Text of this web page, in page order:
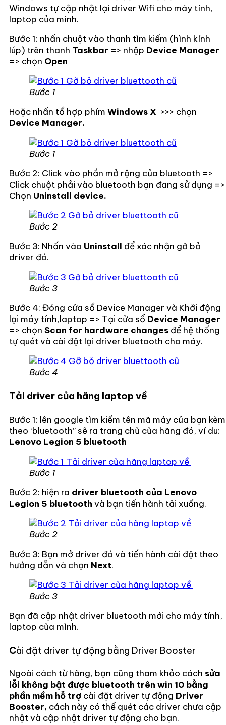
Windows tự cập nhật lại driver Wifi cho máy tính,
laptop của mình.
Bước 1: nhấn chuột vào thanh tìm kiếm (hình kính
lúp) trên thanh Taskbar => nhập Device Manager
=> chọn Open
Bước 1
Hoặc nhấn tổ hợp phím Windows X >>> chọn
Device Manager.
Bước 1
Bước 2: Click vào phần mở rộng của bluetooth =>
Click chuột phải vào bluetooth bạn đang sử dụng =>
Chọn Uninstall device.
Bước 2
Bước 3: Nhấn vào Uninstall để xác nhận gỡ bỏ
driver đó.
Bước 3
Bước 4: Đóng cửa sổ Device Manager và Khởi động
lại máy tính,laptop => Tại cửa sổ Device Manager
=> chọn Scan for hardware changes để hệ thống
tự quét và cài đặt lại driver bluetooth cho máy.
Bước 4
Tải driver của hãng laptop về
Bước 1: lên google tìm kiếm tên mã máy của bạn kèm
theo ‘bluetooth’’ sẽ ra trang chủ của hãng đó, ví du:
Lenovo Legion 5 bluetooth
Bước 1
Bước 2: hiện ra driver bluetooth của Lenovo
Legion 5 bluetooth và bạn tiến hành tải xuống.
Bước 2
Bước 3: Bạn mở driver đó và tiến hành cài đặt theo
hướng dẫn và chọn Next.
Bước 3
Bạn đã cập nhật driver bluetooth mới cho máy tính,
laptop của mình.
Cài đặt driver tự động bằng Driver Booster
Ngoài cách từ hãng, bạn cũng tham khảo cách sửa
lỗi không bật được bluetooth trên win 10 bằng
phần mềm hỗ trợ cài đặt driver tự động Driver
Booster, cách này có thể quét các driver chưa cập
nhật và cập nhật driver tự động cho bạn.